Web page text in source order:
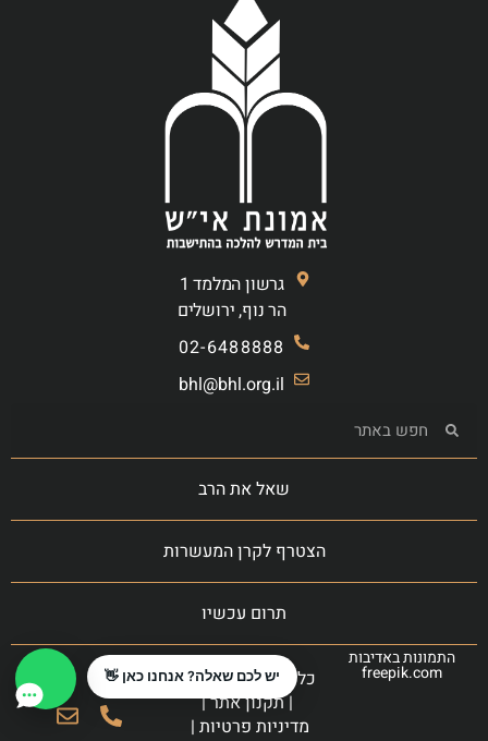
גרשון המלמד 1
הר נוף, ירושלים
02-6488888
bhl@bhl.org.il
שאל את הרב
הצטרף לקרן המעשרות
תרום עכשיו
התמונות באדיבות
freepik.com
כל הזכויות שמורות
|תקנון אתר|
מדיניות פרטיות |
יש לכם שאלה? אנחנו כאן 👋